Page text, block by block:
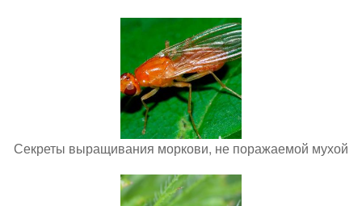
Секреты выращивания моркови, не поражаемой мухой